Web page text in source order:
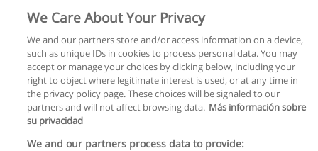
Kullanım koşulları
We Care About Your Privacy
We and our partners store and/or access information on a device,
such as unique IDs in cookies to process personal data. You may
accept or manage your choices by clicking below, including your
right to object where legitimate interest is used, or at any time in
the privacy policy page. These choices will be signaled to our
partners and will not affect browsing data. Más información sobre
su privacidad
We and our partners process data to provide: